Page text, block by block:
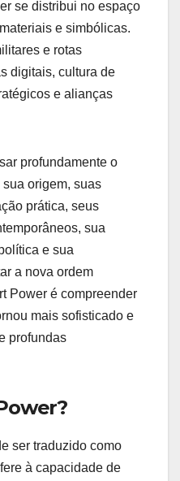
se distribui no espaço
e simbólicas.
e rotas
digitais, cultura de
e alianças
profundamente o
origem, suas
prática, seus
sua
e sua
a nova ordem
Power é compreender
mais sofisticado e
profundas
ser traduzido como
à capacidade de